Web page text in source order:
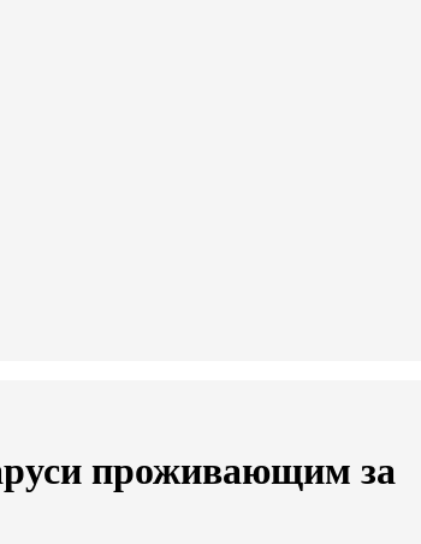
проживающим за